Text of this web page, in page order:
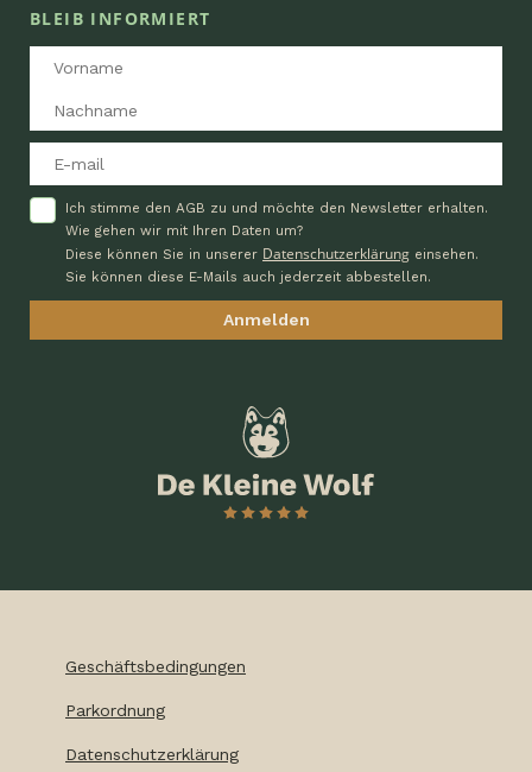
BLEIB INFORMIERT
Ich stimme den AGB zu und möchte den Newsletter erhalten.
Wie gehen wir mit Ihren Daten um?
Diese können Sie in unserer Datenschutzerklärung einsehen.
Sie können diese E-Mails auch jederzeit abbestellen.
Geschäftsbedingungen
Parkordnung
Datenschutzerklärung